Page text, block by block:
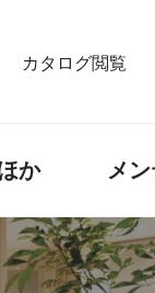
カタログ閲覧
か メ